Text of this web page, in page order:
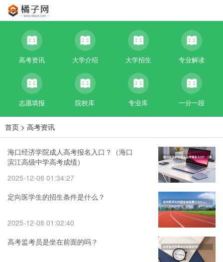
高考资讯 大学介绍 大学招生 专业解读
志愿填报 院校库 专业库 一分一段
首页 > 高考资讯
海口经济学院成人高考报名入口？（海口
滨江高级中学高考成绩）
2025-12-08 01:34:27
定向医学生的招生条件是什么？
2025-12-08 01:02:40
高考监考员是坐在前面的吗？